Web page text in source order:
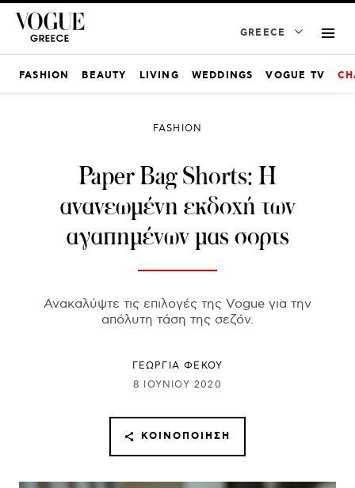
GREECE
FASHION BEAUTY LIVING WEDDINGS VOGUE TV
FASHION
Paper Bag Shorts: Η
ανανεωμένη εκδοχή των
αγαπημένων μας σορτς
Ανακαλύψτε τις επιλογές της Vogue για την
απόλυτη τάση της σεζόν.
ΓΕΩΡΓΙΑ ΦΕΚΟΥ
8 ΙΟΥΝΊΟΥ 2020
ΚΟΙΝΟΠΟΊΗΣΗ